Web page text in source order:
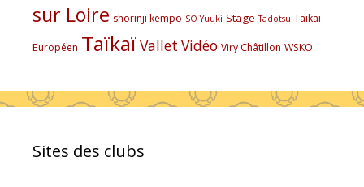
sur Loire shorinji kempo SO Yuuki Stage Tadotsu Taikai
Européen TaïkaïVallet Vidéo Viry Châtillon WSKO
Sites des clubs